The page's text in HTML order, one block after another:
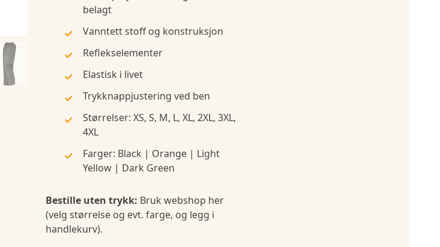
belagt
Vanntett stoff og konstruksjon
Reflekselementer
Elastisk i livet
Trykknappjustering ved ben
Størrelser: XS, S, M, L, XL, 2XL, 3XL,
4XL
Farger: Black | Orange | Light
Yellow | Dark Green
Bestille uten trykk: Bruk webshop her
(velg størrelse og evt. farge, og legg i
handlekurv).